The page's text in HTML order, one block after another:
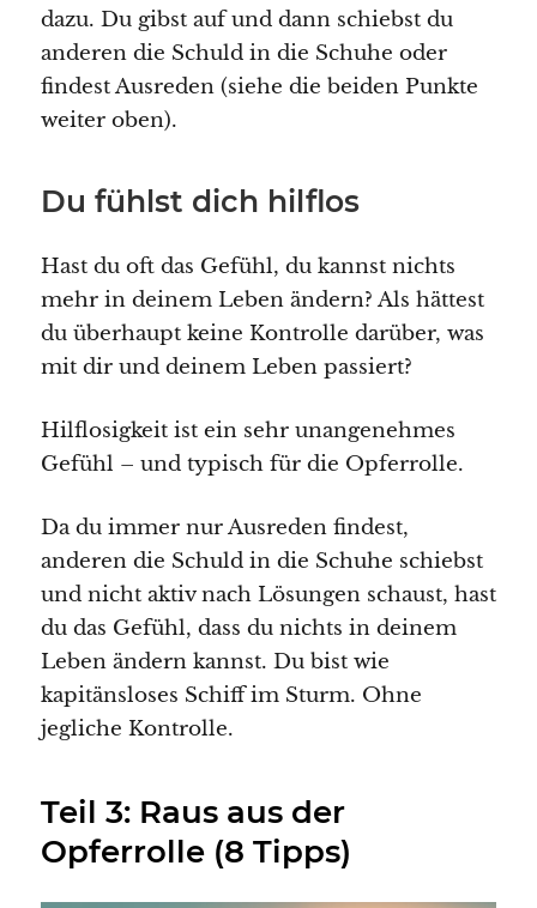
dazu. Du gibst auf und dann schiebst du
anderen die Schuld in die Schuhe oder
findest Ausreden (siehe die beiden Punkte
weiter oben).
Du fühlst dich hilflos
Hast du oft das Gefühl, du kannst nichts
mehr in deinem Leben ändern? Als hättest
du überhaupt keine Kontrolle darüber, was
mit dir und deinem Leben passiert?
Hilflosigkeit ist ein sehr unangenehmes
Gefühl – und typisch für die Opferrolle.
Da du immer nur Ausreden findest,
anderen die Schuld in die Schuhe schiebst
und nicht aktiv nach Lösungen schaust, hast
du das Gefühl, dass du nichts in deinem
Leben ändern kannst. Du bist wie
kapitänsloses Schiff im Sturm. Ohne
jegliche Kontrolle.
Teil 3: Raus aus der
Opferrolle (8 Tipps)